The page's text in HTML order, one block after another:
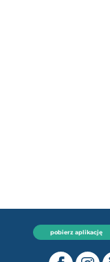
pobierz aplikację